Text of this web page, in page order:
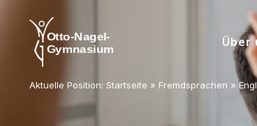
Über
Aktuelle Position: Startseite » Fremdsprachen »